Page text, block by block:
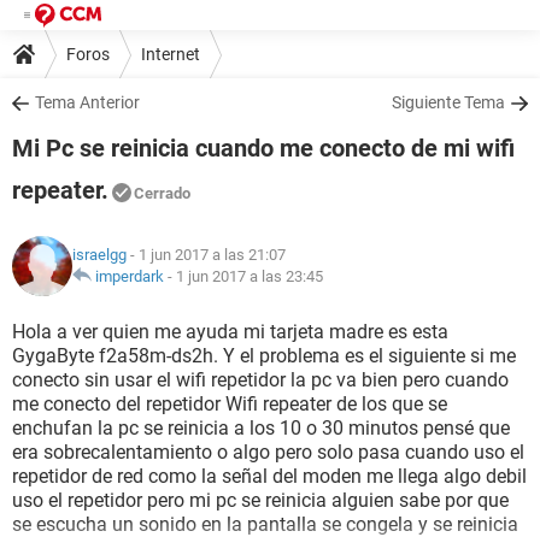
Foros Internet
Tema Anterior Siguiente Tema
Mi Pc se reinicia cuando me conecto de mi wifi
repeater.
Cerrado
israelgg - 1 jun 2017 a las 21:07
imperdark - 1 jun 2017 a las 23:45
Hola a ver quien me ayuda mi tarjeta madre es esta
GygaByte f2a58m-ds2h. Y el problema es el siguiente si me
conecto sin usar el wifi repetidor la pc va bien pero cuando
me conecto del repetidor Wifi repeater de los que se
enchufan la pc se reinicia a los 10 o 30 minutos pensé que
era sobrecalentamiento o algo pero solo pasa cuando uso el
repetidor de red como la señal del moden me llega algo debil
uso el repetidor pero mi pc se reinicia alguien sabe por que
se escucha un sonido en la pantalla se congela y se reinicia